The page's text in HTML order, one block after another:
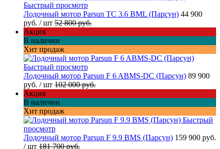
Быстрый просмотр
Лодочный мотор Parsun TC 3.6 BML (Парсун) 44 900
руб. / шт 52 800 руб.
Акция
В наличии
Хит продаж
Быстрый просмотр
Лодочный мотор Parsun F 6 ABMS-DC (Парсун) 89 900
руб. / шт 102 000 руб.
Акция
В наличии
Хит продаж
Быстрый
просмотр
Лодочный мотор Parsun F 9.9 BMS (Парсун) 159 900 руб.
/ шт 181 700 руб.